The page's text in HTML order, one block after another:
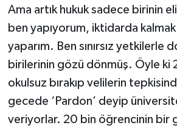
Ama artık hukuk sadece birinin
ben yapıyorum, iktidarda
yaparım. Ben sınırsız yetkilerle
birilerinin gözü dönmüş. Öyle ki
okulsuz bırakıp velilerin
gecede ‘Pardon’ deyip
veriyorlar. 20 bin öğrencinin bir